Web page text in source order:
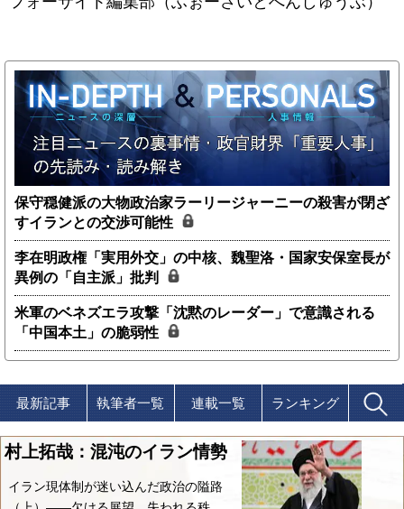
保守穏健派の大物政治家ラーリージャーニーの殺害が閉ざ
すイランとの交渉可能性
李在明政権「実用外交」の中核、魏聖洛・国家安保室長が
異例の「自主派」批判
米軍のベネズエラ攻撃「沈黙のレーダー」で意識される
「中国本土」の脆弱性
最新記事 執筆者一覧 連載一覧 ランキング
村上拓哉：混沌のイラン情勢
イラン現体制が迷い込んだ政治の隘路